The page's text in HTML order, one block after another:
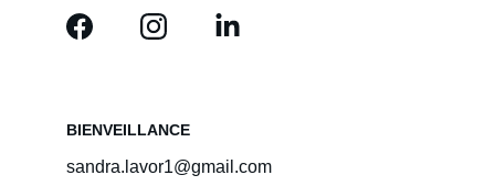
BIENVEILLANCE
sandra.lavor1@gmail.com